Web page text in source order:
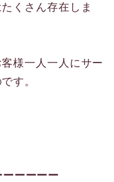
くさん存在しま
様一人一人にサー
す。
ーーーー